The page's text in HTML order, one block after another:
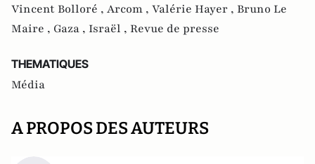
Vincent Bolloré , Arcom , Valérie Hayer , Bruno Le
Maire , Gaza , Israël , Revue de presse
THEMATIQUES
Média
A PROPOS DES AUTEURS